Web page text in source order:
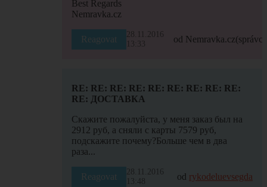
Best Regards
Nemravka.cz
Reagovat
28.11.2016
od Nemravka.cz
RE: RE: RE: RE: RE: RE: RE: RE: RE:
RE: ДОСТАВКА
Скажите пожалуйста, у меня заказ был на
2912 руб, а сняли с карты 7579 руб,
подскажите почему?Больше чем в два
раза...
Reagovat
28.11.2016
13:48
od rykodeluevsegda